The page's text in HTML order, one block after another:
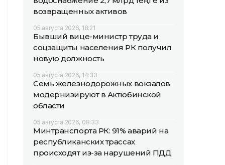
возвращенных активов
05 августа 2026, 18:21
Бывший вице-министр труда и
соцзащиты населения РК получил
новую должность
05 августа 2026, 14:33
Семь железнодорожных вокзалов
модернизируют в Актюбинской
области
05 августа 2026, 08:33
Минтранспорта РК: 91% аварий на
республиканских трассах
происходят из-за нарушений ПДД